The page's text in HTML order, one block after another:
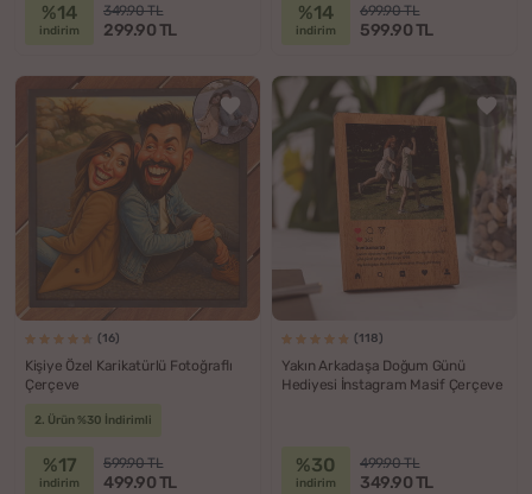
%14
indirim
349.90 TL
299.90 TL
%14
indirim
699.90 TL
599.90 TL
(16)
Kişiye Özel Karikatürlü Fotoğraflı
Çerçeve
2. Ürün %30 İndirimli
%17
indirim
599.90 TL
499.90 TL
(118)
Yakın Arkadaşa Doğum Günü
Hediyesi İnstagram Masif Çerçeve
%30
indirim
499.90 TL
349.90 TL